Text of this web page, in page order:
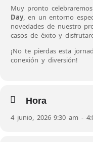
Muy pronto
Day, en un entorno
novedades de nuestro
casos de éxito y
¡No te pierdas esta
conexión y diversión!
Hora
4 junio, 2026 9:30 am -